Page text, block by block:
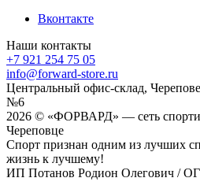
Вконтакте
Наши контакты
+7 921 254 75 05
info@forward-store.ru
Центральный офис-склад,
№6
2026 © «ФОРВАРД» — сеть
Череповце
Спорт признан одним из лучших
жизнь к лучшему!
ИП Потанов Родион Олегович /